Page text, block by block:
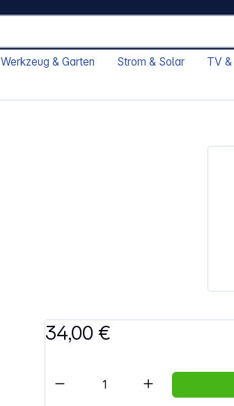
Werkzeug & Garten Strom & Solar TV &
34,00 €
Artikel Anzahl: Gib den